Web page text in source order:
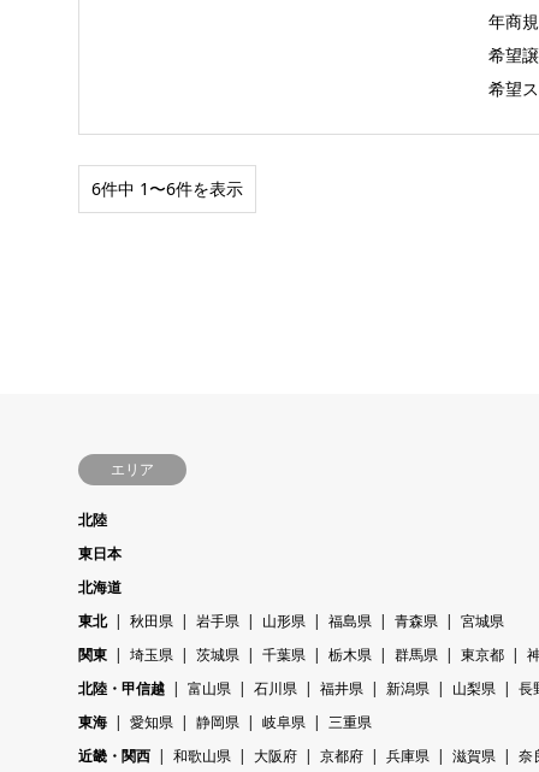
年商
希望
希望
6件中 1〜6件を表示
エリア
北陸
東日本
北海道
東北
秋田県 岩手県 山形県 福島県 青森県
宮城県
関東
埼玉県 茨城県 千葉県 栃木県 群馬県 東京都
北陸・甲信越
富山県 石川県 福井県 新潟県 山梨県
長
東海
愛知県 静岡県 岐阜県
三重県
近畿・関西
和歌山県 大阪府 京都府 兵庫県 滋賀県 奈